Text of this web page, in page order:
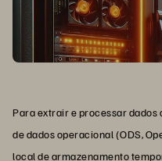
Para extrair e processar dados
de dados operacional (ODS,
local de armazenamento